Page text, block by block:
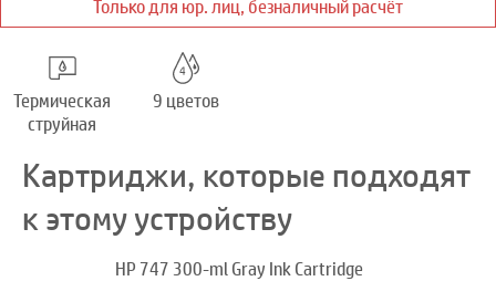
Только для юр. лиц, безналичный расчёт
Термическая
струйная
9 цветов
Картриджи, которые подходят
к этому устройству
HP 747 300-ml Gray Ink Cartridge